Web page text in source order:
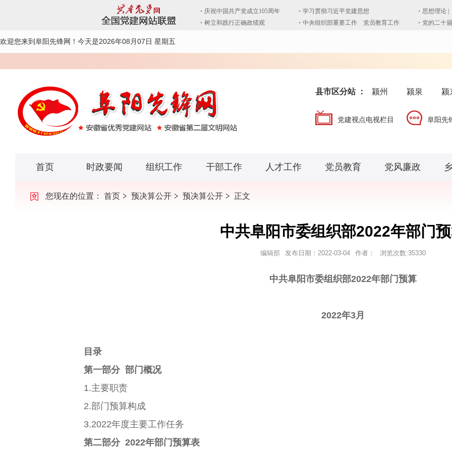
欢迎您来到阜阳先锋网！ 今天是2026年08月07日 星期五
县市区分站 ： 颍州 颍泉 颍
党建视点电视栏目 阜阳先
首页 时政要闻 组织工作 干部工作 人才工作 党员教育 党风廉政
您现在的位置： 首页 预决算公开 预决算公开 正文
中共阜阳市委组织部2022年部门
编辑部 发布日期： 2022-03-04 作者： 浏览次数:35330
中共阜阳市委组织部2022年部门预算
2022年3月
目录
第一部分 部门概况
1.主要职责
2.部门预算构成
3.2022年度主要工作任务
第二部分 2022年部门预算表